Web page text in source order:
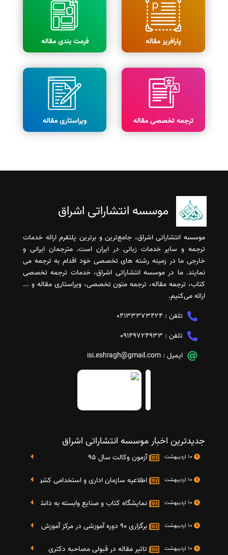
پارافریز مقاله فرمت بندی مقاله
ترجمه تخصصی مقاله ویراستاری مقاله
موسسه انتشاراتی اشراق
موسسه انتشاراتی اشراق، جامع‌ترین و برترین پلتفرم ارائه خدمات
ترجمه و سایر خدمات زبانی در ایران است. مترجمان ایرانی و
خارجی ما در زمینه رشته های تخصصی خود اقدام به ترجمه می
نمایند. ما در موسسه انتشاراتی اشراق، خدمات ترجمه تخصصی
کتاب، ترجمه مقاله، ترجمه متون تخصصی، ویراستاری مقاله و ...
ارائه می‌کنیم.
تلفن : 04133373424
تلفن : 09149724933
ایمیل : isi.eshragh@gmail.com
جدیدترین اخبار موسسه انتشاراتی اشراق
آزمون وکالت سال 95
اطلاعیه سازمان اداری و استخدامی کشور در خصوص
نمایشگاه کتاب و صنایع وابسته به دانشگاه صنعتی شریف 4 الی 8 مهر
برگزاری 90 دوره آموزشی در مرکز آموزش فرهنگی دانشگاه علامه
تاثیر مقاله در قبولی مصاحبه دکتری